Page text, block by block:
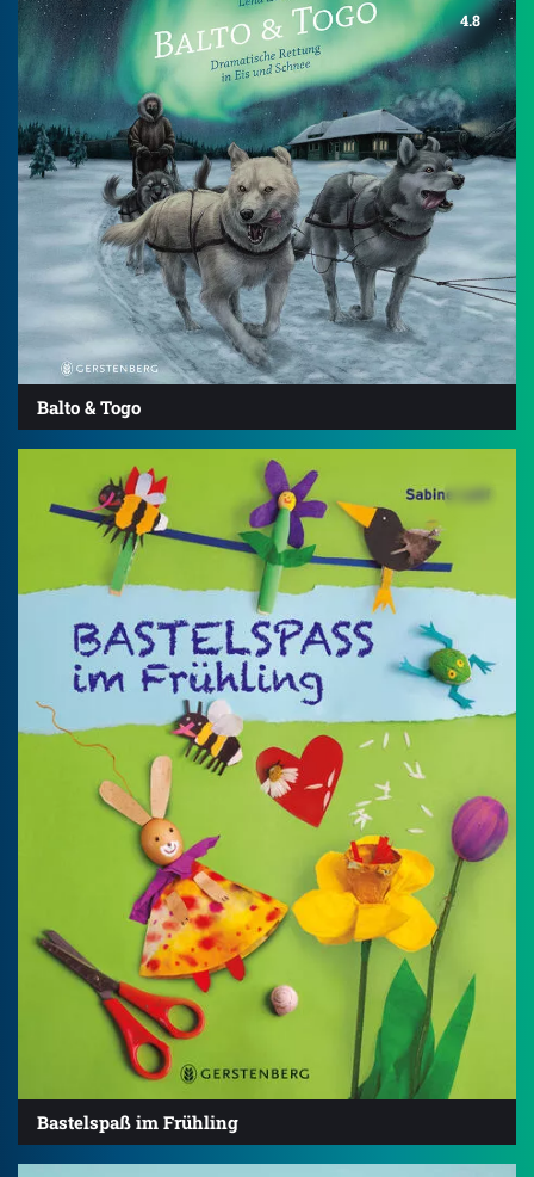
4.8
Balto & Togo
Bastelspaß im Frühling